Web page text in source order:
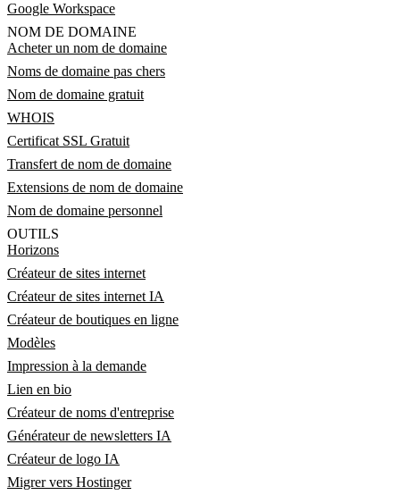
Google Workspace
NOM DE DOMAINE
Acheter un nom de domaine
Noms de domaine pas chers
Nom de domaine gratuit
WHOIS
Certificat SSL Gratuit
Transfert de nom de domaine
Extensions de nom de domaine
Nom de domaine personnel
OUTILS
Horizons
Créateur de sites internet
Créateur de sites internet IA
Créateur de boutiques en ligne
Modèles
Impression à la demande
Lien en bio
Créateur de noms d'entreprise
Générateur de newsletters IA
Créateur de logo IA
Migrer vers Hostinger